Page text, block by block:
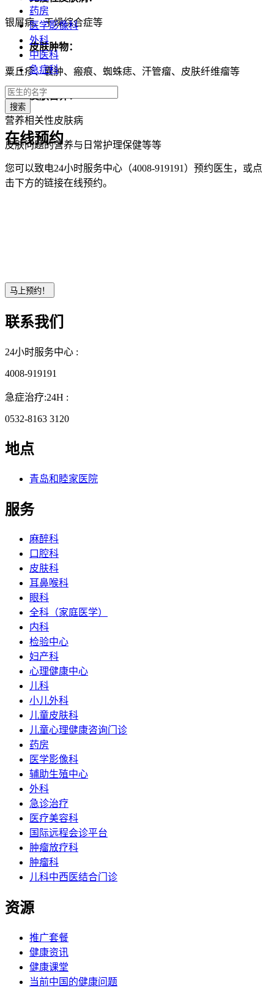
银屑病、干燥综合症等
皮肤肿物：
粟丘疹、囊肿、瘢痕、蜘蛛痣、汗管瘤、皮肤纤维瘤等
皮肤营养：
营养相关性皮肤病
皮肤问题的营养与日常护理保健等等
药房
医学影像科
外科
中医科
急症科
在线预约
您可以致电24小时服务中心（4008-919191）预约医生，或点
击下方的链接在线预约。
联系我们
24小时服务中心 :
4008-919191
急症治疗:24H :
0532-8163 3120
地点
青岛和睦家医院
服务
麻醉科
口腔科
皮肤科
耳鼻喉科
眼科
全科（家庭医学）
内科
检验中心
妇产科
心理健康中心
儿科
小儿外科
儿童皮肤科
儿童心理健康咨询门诊
药房
医学影像科
辅助生殖中心
外科
急诊治疗
医疗美容科
国际远程会诊平台
肿瘤放疗科
肿瘤科
儿科中西医结合门诊
资源
推广套餐
健康资讯
健康课堂
当前中国的健康问题